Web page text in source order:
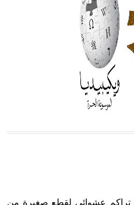
يتكون في البحر ويتركب
أحمر أو شديد الحمرة وهو
ويسمى الش
اللفظ تم اعتمادها مصطلحاً
الرمل الكوارتزي الرمال sands تراكم عشوائي لقطع صغيرة من